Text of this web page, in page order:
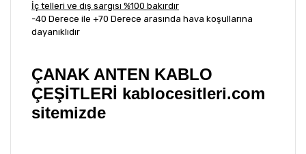
İç telleri ve dış sargısı %100 bakırdır
-40 Derece ile +70 Derece arasında hava koşullarına
dayanıklıdır
ÇANAK ANTEN KABLO
ÇEŞİTLERİ kablocesitleri.com
sitemizde